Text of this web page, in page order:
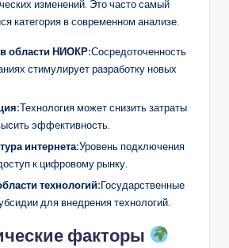
изменений. Это часто самый
категория в современном анализе.
области НИОКР:Сосредоточенность
стимулирует разработку новых
Технология может снизить затраты
эффективность.
интернета:Уровень подключения
к цифровому рынку.
технологий:Государственные
для внедрения технологий.
факторы